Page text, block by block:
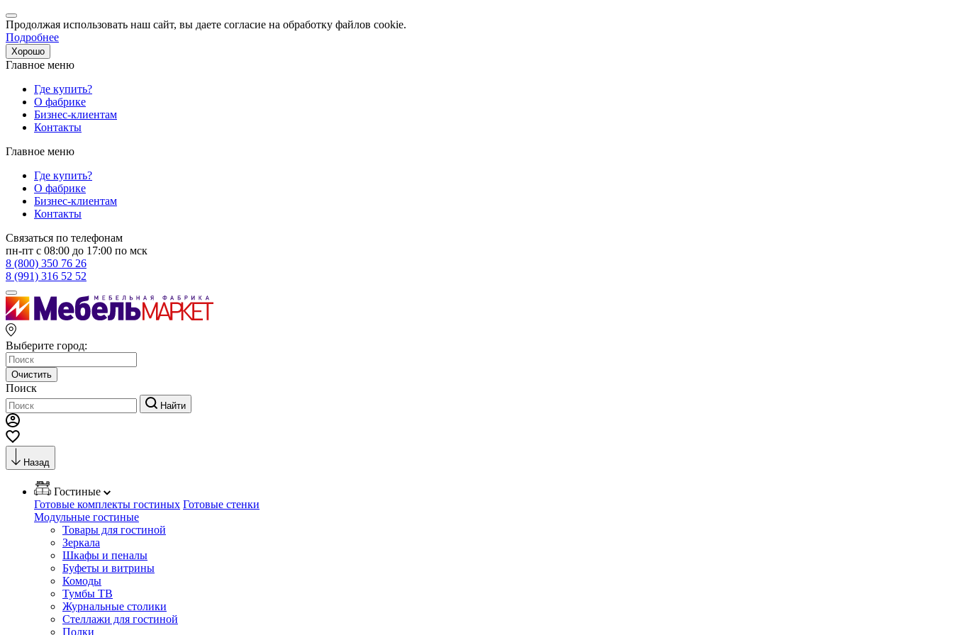
Продолжая использовать наш сайт, вы даете согласие на обработку файлов cookie.
Подробнее
Хорошо
Главное меню
Где купить?
О фабрике
Бизнес-клиентам
Контакты
Главное меню
Где купить?
О фабрике
Бизнес-клиентам
Контакты
Связаться по телефонам
пн-пт с 08:00 до 17:00 по мск
8 (800) 350 76 26
8 (991) 316 52 52
Выберите город:
Очистить
Поиск
Найти
Назад
Гостиные
Готовые комплекты гостиных Готовые стенки
Модульные гостиные
Товары для гостиной
Зеркала
Шкафы и пеналы
Буфеты и витрины
Комоды
Тумбы ТВ
Журнальные столики
Стеллажи для гостиной
Полки